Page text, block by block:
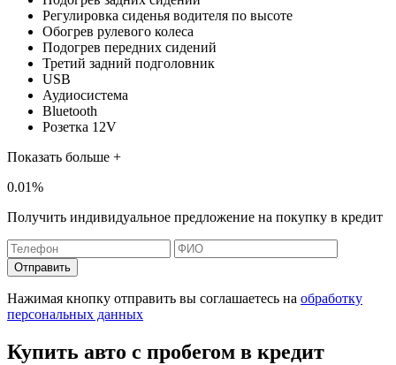
Регулировка сиденья водителя по высоте
Обогрев рулевого колеса
Подогрев передних сидений
Третий задний подголовник
USB
Аудиосистема
Bluetooth
Розетка 12V
Показать больше +
0.01%
Получить индивидуальное предложение на покупку в кредит
Отправить
Нажимая кнопку отправить вы соглашаетесь на обработку
персональных данных
Купить авто с пробегом в кредит